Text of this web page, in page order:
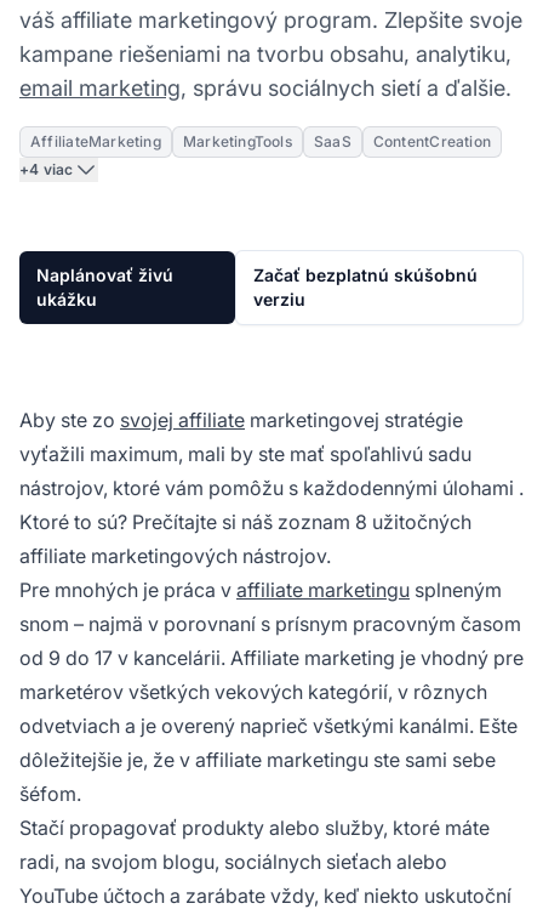
váš affiliate marketingový program. Zlepšite svoje
kampane riešeniami na tvorbu obsahu, analytiku,
email marketing, správu sociálnych sietí a ďalšie.
AffiliateMarketing MarketingTools SaaS
ContentCreation
+4 viac
Naplánovať živú
ukážku
Začať bezplatnú skúšobnú
verziu
Aby ste zo svojej affiliate marketingovej stratégie
vyťažili maximum, mali by ste mať spoľahlivú sadu
nástrojov, ktoré vám pomôžu s každodennými úlohami .
Ktoré to sú? Prečítajte si náš zoznam 8 užitočných
affiliate marketingových nástrojov.
Pre mnohých je práca v affiliate marketingu splneným
snom – najmä v porovnaní s prísnym pracovným časom
od 9 do 17 v kancelárii. Affiliate marketing je vhodný pre
marketérov všetkých vekových kategórií, v rôznych
odvetviach a je overený naprieč všetkými kanálmi. Ešte
dôležitejšie je, že v affiliate marketingu ste sami sebe
šéfom.
Stačí propagovať produkty alebo služby, ktoré máte
radi, na svojom blogu, sociálnych sieťach alebo
YouTube účtoch a zarábate vždy, keď niekto uskutoční